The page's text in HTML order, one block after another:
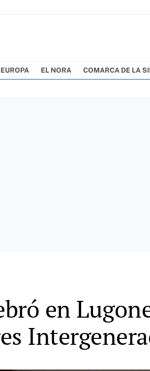
EL NORA COMARCA DE LA
en